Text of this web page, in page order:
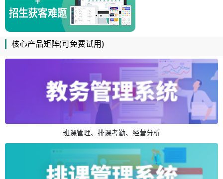
核心产品矩阵(可免费试用)
班课管理、排课考勤、经营分析